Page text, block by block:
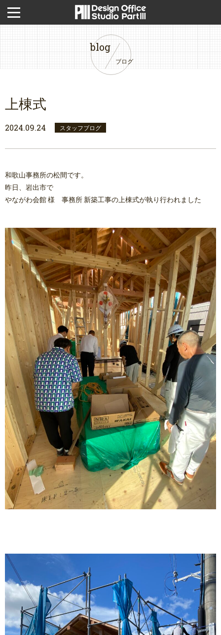
ブログ
blog
上棟式
2024.09.24 スタッフブログ
和歌山事務所の松間です。
昨日、岩出市で
やながわ会館 様 事務所 新築工事の上棟式が執り行われました